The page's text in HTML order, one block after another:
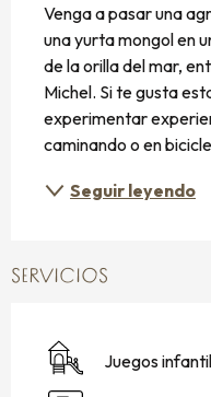
Venga a pasar una
una yurta mongol en
de la orilla del mar,
Michel. Si te gusta
experimentar
caminando o en
Seguir leyendo
SERVICIOS
Juegos